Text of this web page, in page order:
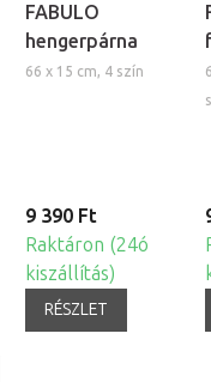
FABULO
hengerpárna
66 x 15 cm, 4 szín
9 390 Ft
Raktáron (24ó
kiszállítás)
RÉSZLET